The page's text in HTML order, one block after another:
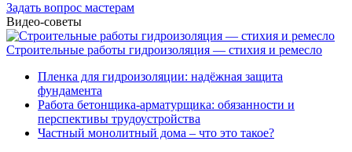
Задать вопрос мастерам
Видео-советы
Строительные работы гидроизоляция — стихия и ремесло
Пленка для гидроизоляции: надёжная защита
фундамента
Работа бетонщика-арматурщика: обязанности и
перспективы трудоустройства
Частный монолитный дома – что это такое?